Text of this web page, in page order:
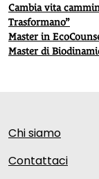
Cambia vita
Trasformano”
Master in
Master di
Chi siamo
Contattaci